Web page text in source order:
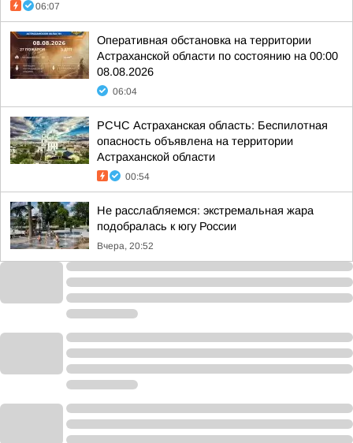
06:07
Оперативная обстановка на территории
Астраханской области по состоянию на 00:00
08.08.2026
06:04
РСЧС Астраханская область: Беспилотная
опасность объявлена на территории
Астраханской области
00:54
Не расслабляемся: экстремальная жара
подобралась к югу России
Вчера, 20:52